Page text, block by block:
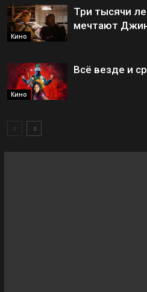
Кино
Три тысячи
мечтают
Кино
Всё везде и